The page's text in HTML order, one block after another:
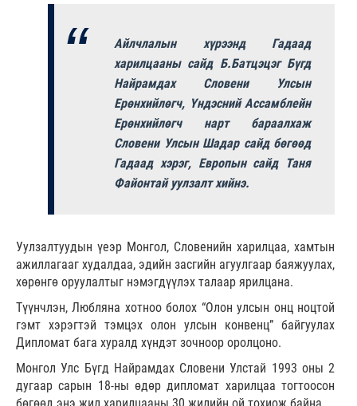
Айлчлалын хүрээнд Гадаад
харилцааны сайд Б.Батцэцэг Бүгд
Найрамдах Словени Улсын
Ерөнхийлөгч, Үндэсний Ассамблейн
Ерөнхийлөгч нарт бараалхаж
Словени Улсын Шадар сайд бөгөөд
Гадаад хэрэг, Европын сайд Таня
Файонтай уулзалт хийнэ.
Уулзалтуудын үеэр Монгол, Словенийн харилцаа, хамтын
ажиллагааг худалдаа, эдийн засгийн агуулгаар баяжуулах,
хөрөнгө оруулалтыг нэмэгдүүлэх талаар ярилцана.
Түүнчлэн, Любляна хотноо болох “Олон улсын онц ноцтой
гэмт хэрэгтэй тэмцэх олон улсын конвенц” байгуулах
Дипломат бага хуралд хүндэт зочноор оролцоно.
Монгол Улс Бүгд Найрамдах Словени Улстай 1993 оны 2
дугаар сарын 18-ны өдөр дипломат харилцаа тогтоосон